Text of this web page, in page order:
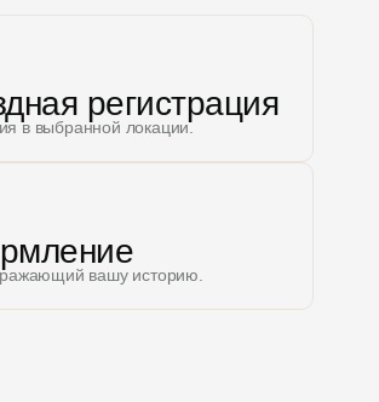
регистрация
в выбранной локации.
вашу историю.